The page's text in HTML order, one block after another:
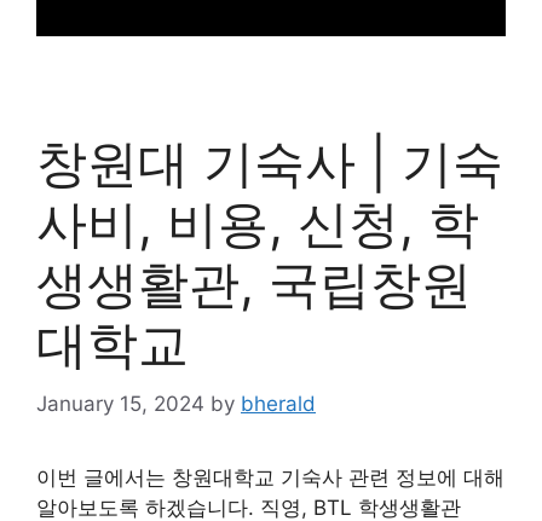
창원대 기숙사 | 기숙
사비, 비용, 신청, 학
생생활관, 국립창원
대학교
January 15, 2024 by bherald
이번 글에서는 창원대학교 기숙사 관련 정보에 대해
알아보도록 하겠습니다. 직영, BTL 학생생활관